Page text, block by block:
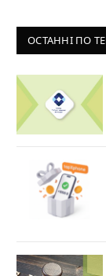
ОСТАННІ ПО